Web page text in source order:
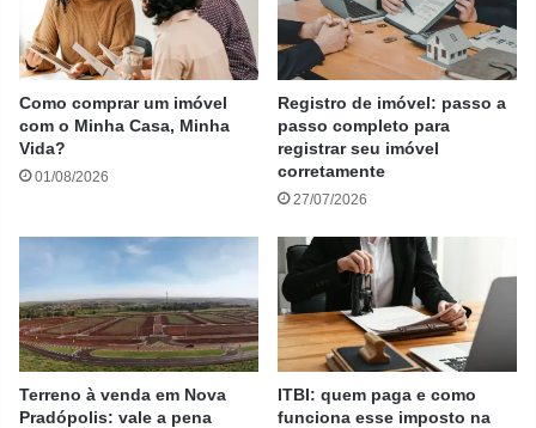
Como comprar um imóvel
com o Minha Casa, Minha
Vida?
01/08/2026
Registro de imóvel: passo a
passo completo para
registrar seu imóvel
corretamente
27/07/2026
Terreno à venda em Nova
Pradópolis: vale a pena
ITBI: quem paga e como
funciona esse imposto na